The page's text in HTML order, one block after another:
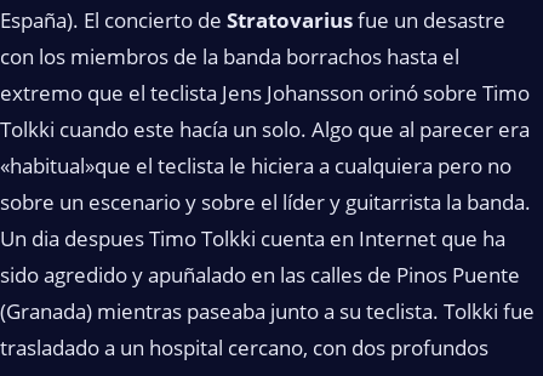
España). El concierto de Stratovariusfue un desastre
con los miembros de la banda borrachos hasta el
extremo que el teclista Jens Johansson orinó sobre Timo
Tolkki cuando este hacía un solo. Algo que al parecer era
«habitual»que el teclista le hiciera a cualquiera pero no
sobre un escenario y sobre el líder y guitarrista la banda.
Un dia despues Timo Tolkki cuenta en Internet que ha
sido agredido y apuñalado en las calles de Pinos Puente
(Granada) mientras paseaba junto a su teclista. Tolkki fue
trasladado a un hospital cercano, con dos profundos